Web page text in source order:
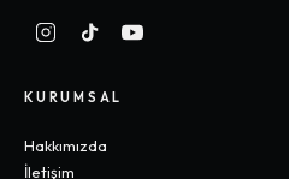
KURUMSAL
Hakkımızda
İletişim